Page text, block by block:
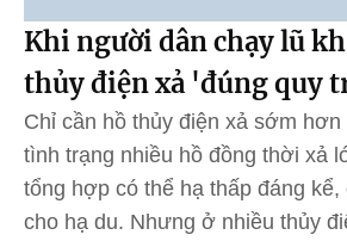
Khi người dân chạy lũ
thủy điện xả 'đúng quy
Chỉ cần hồ thủy điện xả sớm
tình trạng nhiều hồ đồng thời xả
tổng hợp có thể hạ thấp đáng kể,
cho hạ du. Nhưng ở nhiều thủy